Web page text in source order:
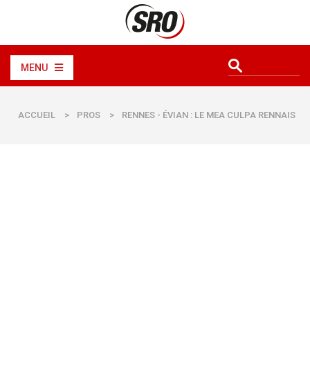
MENU
ACCUEIL > PROS > RENNES - ÉVIAN : LE MEA CULPA RENNAIS